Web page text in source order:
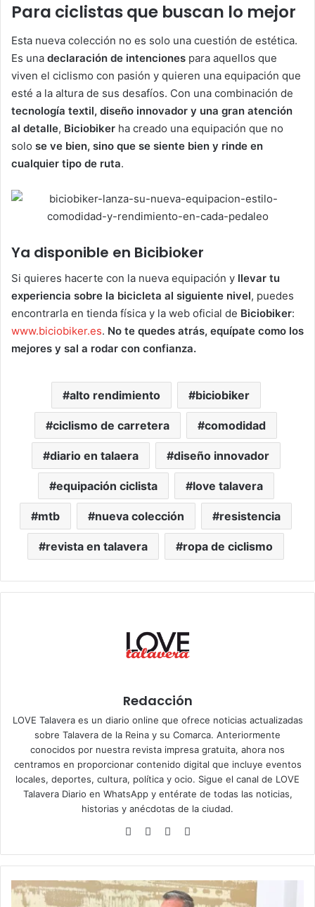
Para ciclistas que buscan lo mejor
Esta nueva colección no es solo una cuestión de estética.
Es una declaración de intenciones para aquellos que
viven el ciclismo con pasión y quieren una equipación que
esté a la altura de sus desafíos. Con una combinación de
tecnología textil, diseño innovador y una gran atención
al detalle, Biciobiker ha creado una equipación que no
solo se ve bien, sino que se siente bien y rinde en
cualquier tipo de ruta.
Ya disponible en Bicibioker
Si quieres hacerte con la nueva equipación y llevar tu
experiencia sobre la bicicleta al siguiente nivel, puedes
encontrarla en tienda física y la web oficial de Biciobiker:
www.biciobiker.es. No te quedes atrás, equípate como los
mejores y sal a rodar con confianza.
alto rendimiento biciobiker
ciclismo de carretera comodidad
diario en talaera diseño innovador
equipación ciclista love talavera
mtb nueva colección resistencia
revista en talavera ropa de ciclismo
Redacción
LOVE Talavera es un diario online que ofrece noticias actualizadas
sobre Talavera de la Reina y su Comarca. Anteriormente
conocidos por nuestra revista impresa gratuita, ahora nos
centramos en proporcionar contenido digital que incluye eventos
locales, deportes, cultura, política y ocio. Sigue el canal de LOVE
Talavera Diario en WhatsAppy entérate de todas las noticias,
historias y anécdotas de la ciudad.
Siti
we
b
Fa
bo
ok
X
ra
m
E